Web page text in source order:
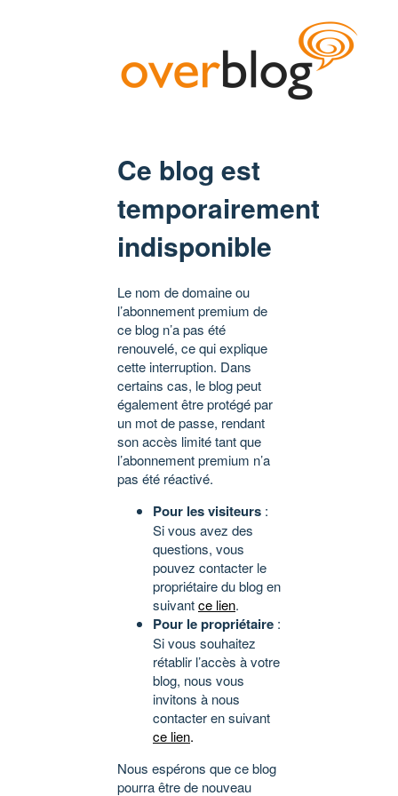
Ce blog est
temporairement
indisponible
Le nom de domaine ou
l’abonnement premium de
ce blog n’a pas été
renouvelé, ce qui explique
cette interruption. Dans
certains cas, le blog peut
également être protégé par
un mot de passe, rendant
son accès limité tant que
l’abonnement premium n’a
pas été réactivé.
Pour les visiteurs :
Si vous avez des
questions, vous
pouvez contacter le
propriétaire du blog en
suivantce lien.
Pour le propriétaire :
Si vous souhaitez
rétablir l’accès à votre
blog, nous vous
invitons à nous
contacter en suivant
ce lien.
Nous espérons que ce blog
pourra être de nouveau